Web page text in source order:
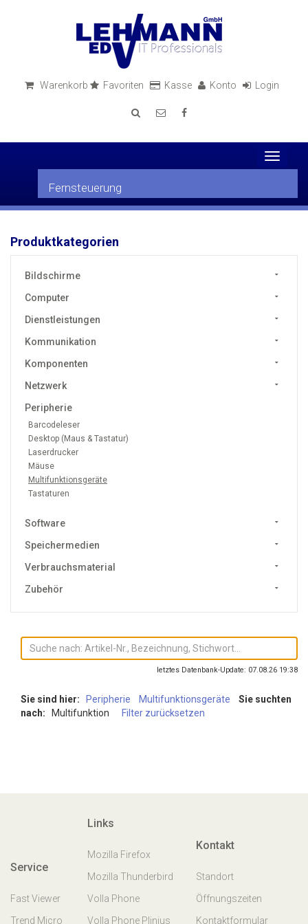
Warenkorb Favoriten Kasse Konto Login
Toggle
Fernsteuerung
Produktkategorien
Bildschirme
Computer
Dienstleistungen
Kommunikation
Komponenten
Netzwerk
Peripherie
Barcodeleser
Desktop (Maus & Tastatur)
Laserdrucker
Mäuse
Multifunktionsgeräte
Tastaturen
Software
Speichermedien
Verbrauchsmaterial
Zubehör
letztes Datenbank-Update: 07.08.26 19:38
Sie sind hier: Peripherie Multifunktionsgeräte
Sie suchten
nach: Multifunktion Filter zurücksetzen
Service
Fast Viewer
Trend Micro
Links
Mozilla Firefox
Mozilla Thunderbird
Volla Phone
Volla Phone Plinius
Kontakt
Standort
Öffnungszeiten
Kontaktformular